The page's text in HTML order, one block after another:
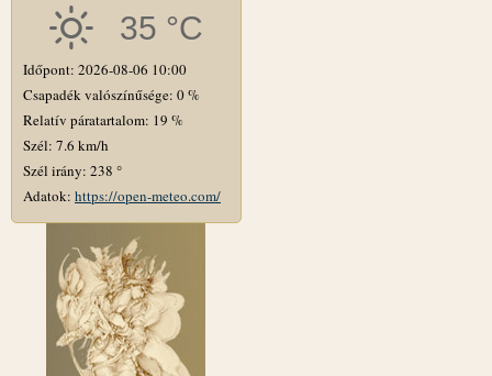
35 °C
Időpont: 2026-08-06 10:00
Csapadék valószínűsége: 0 %
Relatív páratartalom: 19 %
Szél: 7.6 km/h
Szél irány: 238 °
Adatok: https://open-meteo.com/